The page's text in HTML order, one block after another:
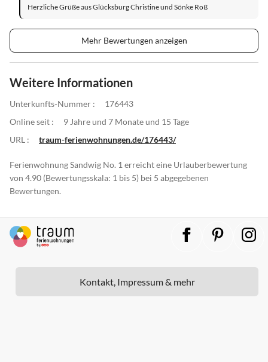
Herzliche Grüße aus Glücksburg Christine und Sönke Roß
Mehr Bewertungen anzeigen
Weitere Informationen
Unterkunfts-Nummer :
176443
Online seit :
9 Jahre und 7 Monate und 15 Tage
URL :
traum-ferienwohnungen.de/176443/
Ferienwohnung Sandwig No. 1 erreicht eine Urlauberbewertung
von 4.90 (Bewertungsskala: 1 bis 5) bei 5 abgegebenen
Bewertungen.
Kontakt, Impressum & mehr